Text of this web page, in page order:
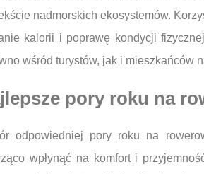
nadmorskich ekosystemów.
kalorii i poprawę kondycji
wśród turystów, jak i mieszkańców
pory roku na
odpowiedniej pory roku na
wpłynąć na komfort i